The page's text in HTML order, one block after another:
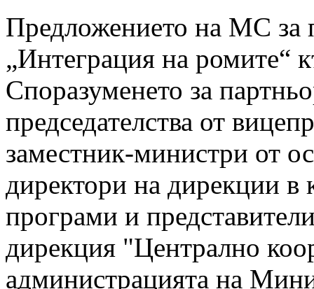
Предложението на МС за
„Интеграция на ромите“
Споразуменето за
председателства от
заместник-министри от
директори на дирекции в
програми и
дирекция "Централно
администрацията на